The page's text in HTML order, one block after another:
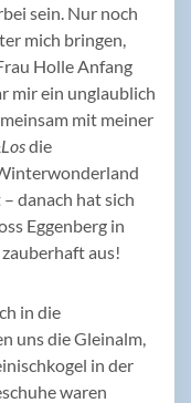
sein. Nur noch
mich bringen,
Holle Anfang
mir ein unglaublich
mit meiner
die
danach hat sich
Eggenberg in
aus!
in die
uns die Gleinalm,
in der
waren